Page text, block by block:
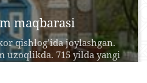
maqbarasi
qishlog’ida joylashgan.
uzoqlikda. 715 yilda yangi